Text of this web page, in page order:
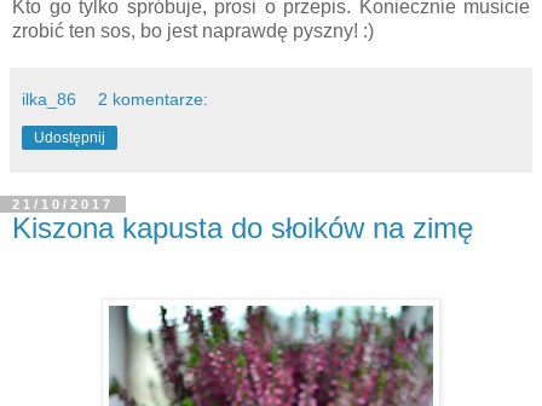
Kto go tylko spróbuje, prosi o przepis. Koniecznie musicie
zrobić ten sos, bo jest naprawdę pyszny! :)
ilka_86 2 komentarze:
Udostępnij
21/10/2017
Kiszona kapusta do słoików na zimę